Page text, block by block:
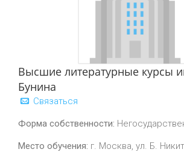
Высшие литературные курсы
Бунина
Связаться
Форма собственности:
Место обучения: г. Москва, ул. Б.